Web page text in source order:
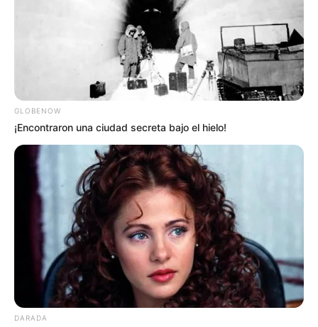
interesan. Para estar bien informado, por
favor, active las notificaciones de Alerta.
ACTIVAR AHORA
TEMAS DESTACADOS
RECIBO DEL AGUA
LOCALIDAD DE USAQUÉN
CUNDINAMARCA
DESAPARECIDOS
CORTES DE LUZ
LOCALIDAD DE ENGATIVÁ
REGIOTRAM DE OCCIDENTE
LOCALIDAD DE SUBA
GLOBENOW
¡Encontraron una ciudad secreta bajo el hielo!
DARADA